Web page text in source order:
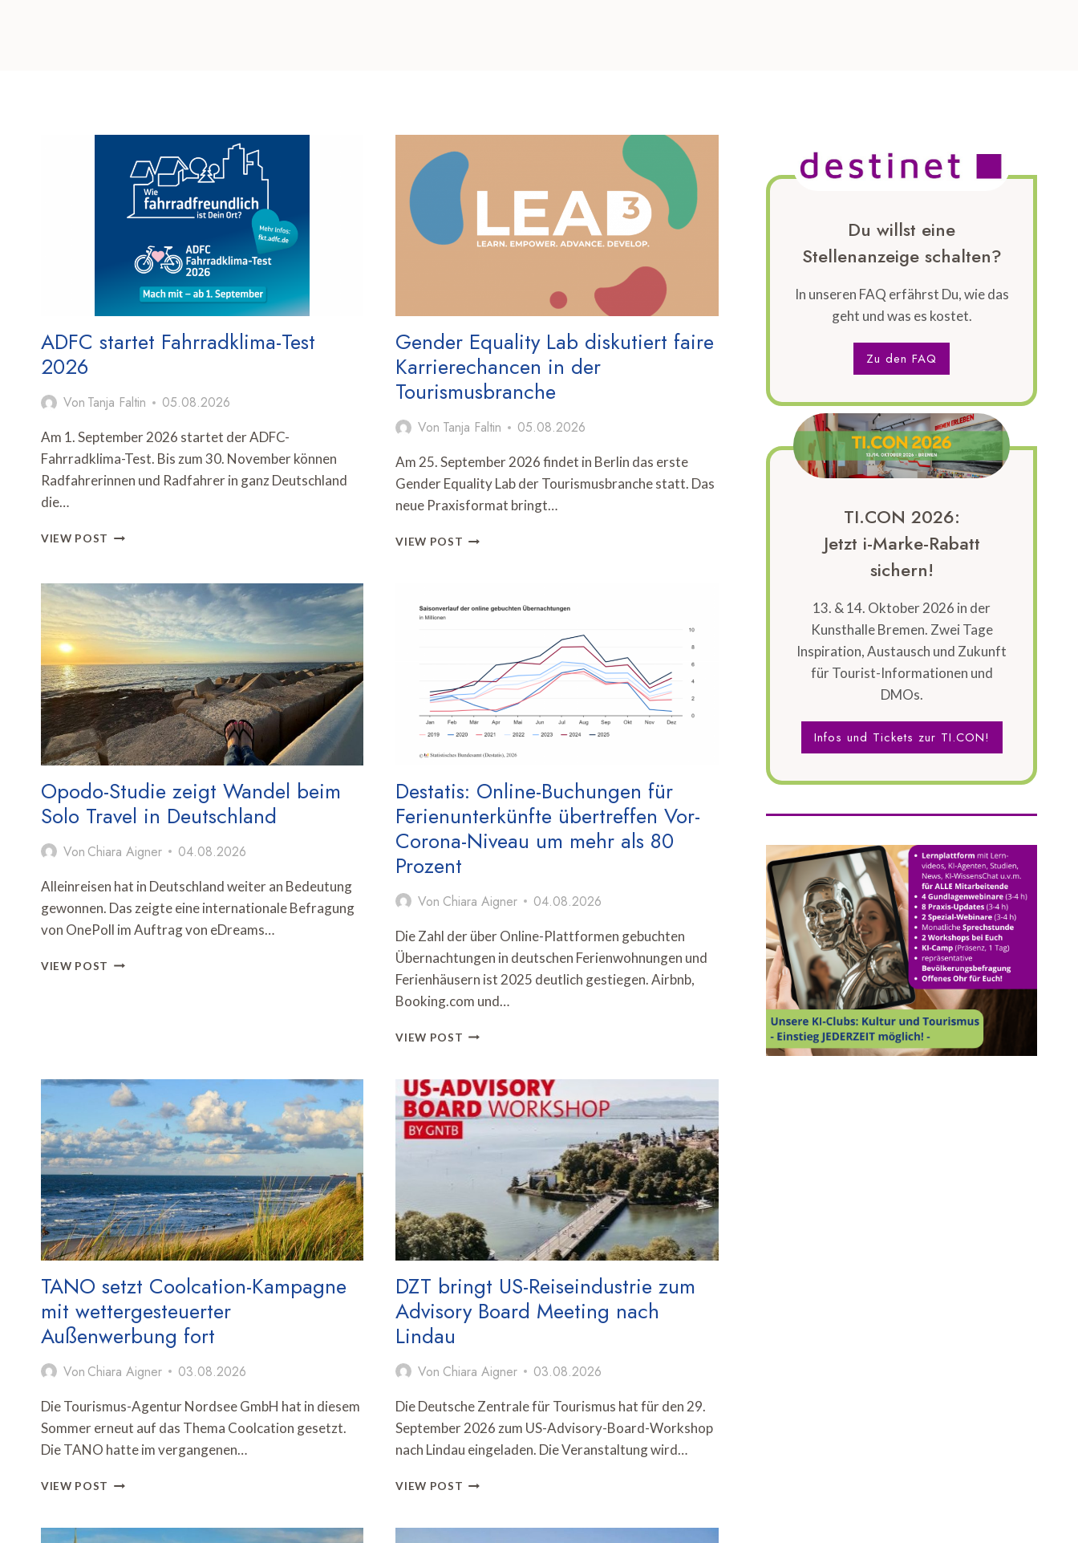
ADFC startet Fahrradklima-Test
2026
Von Tanja Faltin 05.08.2026
Am 1. September 2026 startet der ADFC-
Fahrradklima-Test. Bis zum 30. November können
Radfahrerinnen und Radfahrer in ganz Deutschland
die…
VIEW POST ADFC
TEST
2026
Gender Equality Lab diskutiert faire
Karrierechancen in der
Tourismusbranche
Von Tanja Faltin 05.08.2026
Am 25. September 2026 findet in Berlin das erste
Gender Equality Lab der Tourismusbranche statt. Das
neue Praxisformat bringt…
VIEW POST GENDER
FAIRE
TOURISMUSBRANCHE
Opodo-Studie zeigt Wandel beim
Solo Travel in Deutschland
Von Chiara Aigner 04.08.2026
Alleinreisen hat in Deutschland weiter an Bedeutung
gewonnen. Das zeigte eine internationale Befragung
von OnePoll im Auftrag von eDreams…
VIEW POST OPODO-
IN
DEUTSCHLAND
Destatis: Online-Buchungen für
Ferienunterkünfte übertreffen Vor-
Corona-Niveau um mehr als 80
Prozent
Von Chiara Aigner 04.08.2026
Die Zahl der über Online-Plattformen gebuchten
Übernachtungen in deutschen Ferienwohnungen und
Ferienhäusern ist 2025 deutlich gestiegen. Airbnb,
Booking.com und…
VIEW POST DESTATIS:
FÜR
FERIENUNTERKÜNFTE
ÜBERTREFFEN
CORONA-
ALS
80
PROZENT
TANO setzt Coolcation-Kampagne
mit wettergesteuerter
Außenwerbung fort
Von Chiara Aigner 03.08.2026
Die Tourismus-Agentur Nordsee GmbH hat in diesem
Sommer erneut auf das Thema Coolcation gesetzt.
Die TANO hatte im vergangenen…
VIEW POST TANO
KAMPAGNE
DZT bringt US-Reiseindustrie zum
Advisory Board Meeting nach
Lindau
Von Chiara Aigner 03.08.2026
Die Deutsche Zentrale für Tourismus hat für den 29.
September 2026 zum US-Advisory-Board-Workshop
nach Lindau eingeladen. Die Veranstaltung wird…
VIEW POST DZT
REISEINDUSTRIE
Du willst eine
Stellenanzeige schalten?
In unseren FAQ erfährst Du, wie das
geht und was es kostet.
Zu den FAQ
TI.CON 2026:
Jetzt i-Marke-Rabatt
sichern!
13. & 14. Oktober 2026 in der
Kunsthalle Bremen. Zwei Tage
Inspiration, Austausch und Zukunft
für Tourist-Informationen und
DMOs.
Infos und Tickets zur TI.CON!